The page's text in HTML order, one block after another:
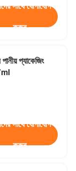
সাথে যোগাযোগ
করুন
প্যাকেজিং
সাথে যোগাযোগ
করুন